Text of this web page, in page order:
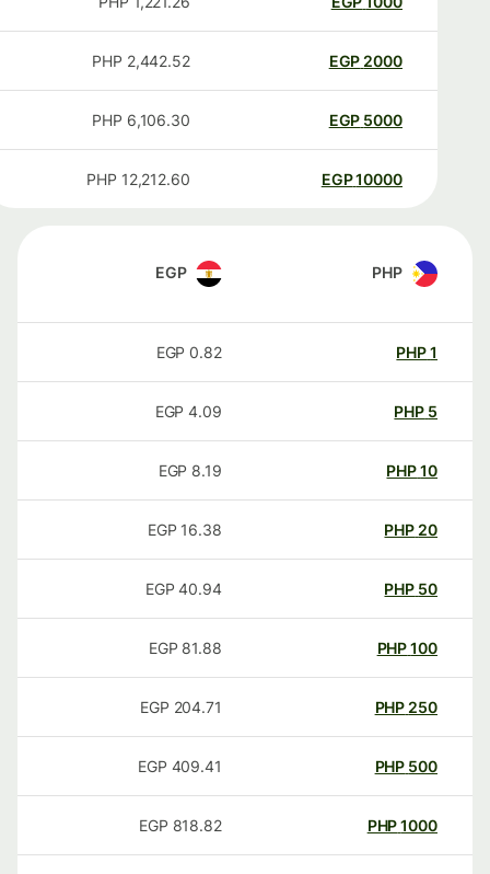
2000
EGP
2,442.52
PHP
5000
EGP
6,106.30
PHP
10000
EGP
12,212.60
PHP
PHP
EGP
PHP
0.82
EGP
PHP
4.09
EGP
PHP
8.19
EGP
20
PHP
16.38
EGP
50
PHP
40.94
EGP
100
PHP
81.88
EGP
250
PHP
204.71
EGP
500
PHP
409.41
EGP
1000
PHP
818.82
EGP